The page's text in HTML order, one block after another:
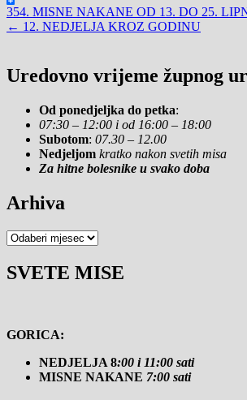
Share
Navigacija
objava
354. MISNE NAKANE OD 13. DO 25.
← 12. NEDJELJA KROZ GODINU
Uredovno vrijeme župnog
Od ponedjeljka do petka:
07:30 – 12:00 i od 16:00 – 18:00
Subotom: 07.30 – 12.00
Nedjeljom kratko nakon svetih misa
Za hitne bolesnike u svako doba
Arhiva
Arhiva
SVETE MISE
GORICA:
NEDJELJA 8:00 i 11:00 sati
MISNE NAKANE 7:00 sati